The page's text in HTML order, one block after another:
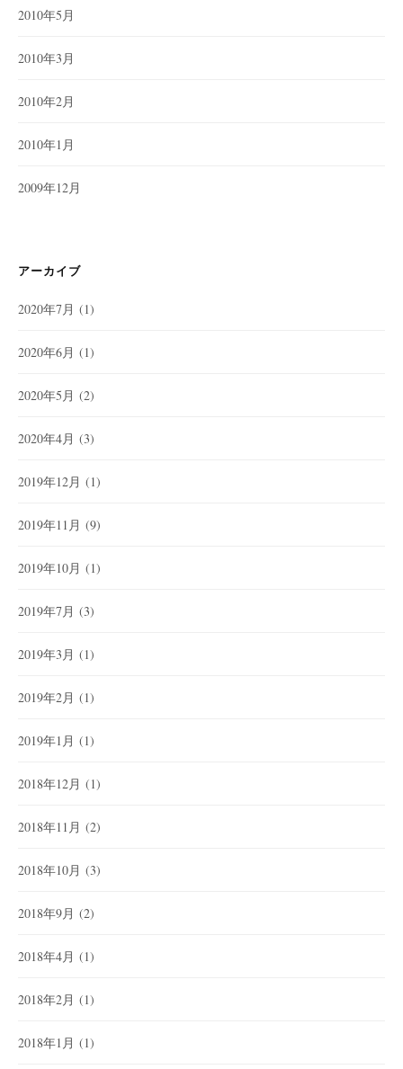
2010年5月
2010年3月
2010年2月
2010年1月
2009年12月
アーカイブ
2020年7月 (1)
2020年6月 (1)
2020年5月 (2)
2020年4月 (3)
2019年12月 (1)
2019年11月 (9)
2019年10月 (1)
2019年7月 (3)
2019年3月 (1)
2019年2月 (1)
2019年1月 (1)
2018年12月 (1)
2018年11月 (2)
2018年10月 (3)
2018年9月 (2)
2018年4月 (1)
2018年2月 (1)
2018年1月 (1)